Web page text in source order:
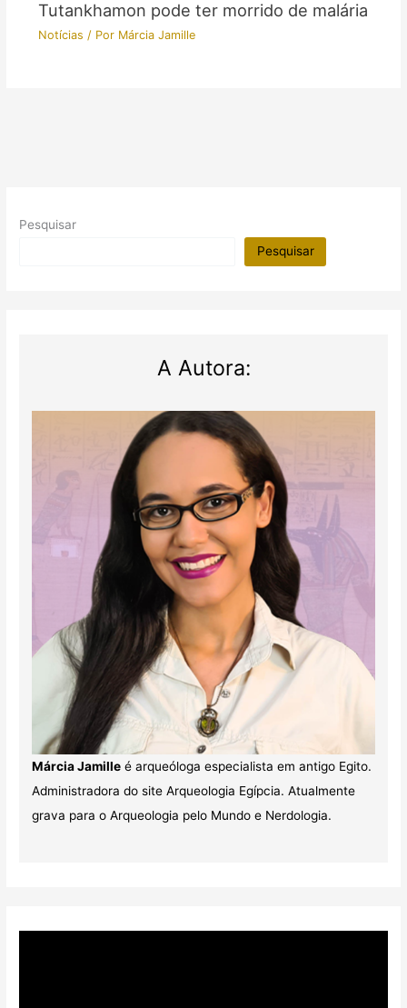
Tutankhamon pode ter morrido de malária
Notícias / Por Márcia Jamille
Pesquisar
Pesquisar
A Autora:
Márcia Jamilleé arqueóloga especialista em antigo Egito.
Administradora do site Arqueologia Egípcia. Atualmente
grava para o Arqueologia pelo Mundo e Nerdologia.